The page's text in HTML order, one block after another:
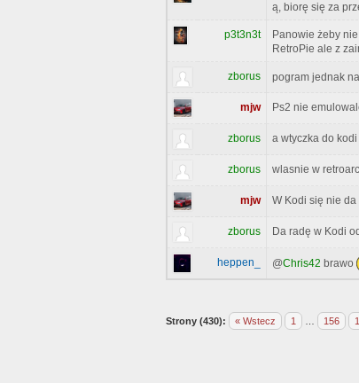
ą, biorę się za
p3t3n3t
Panowie żeby
RetroPie ale z
zborus pogram jednak
mjw Ps2 nie
zborus a wtyczka do
zborus wlasnie w
mjw W Kodi się nie
zborus Da radę w Kodi
heppen_ @Chris42 brawo
Strony (430): « Wstecz 1 156